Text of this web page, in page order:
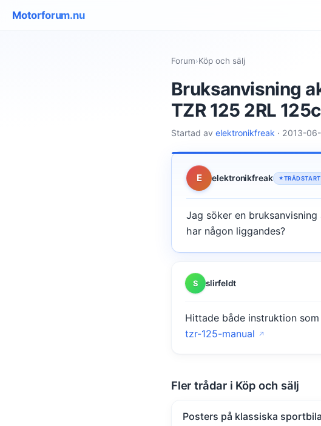
Motorforum.nu
Forum›Köp och sälj
Bruksanvisning
TZR 125 2RL
Startad av elektronikfreak · 2013-
E elektronikfreak TRÅDSTART
Jag söker en bruksanvisning
har någon liggandes?
S slirfeldt
Hittade både instruktion
tzr-125-manual
Fler trådar i Köp och sälj
Posters på klassiska